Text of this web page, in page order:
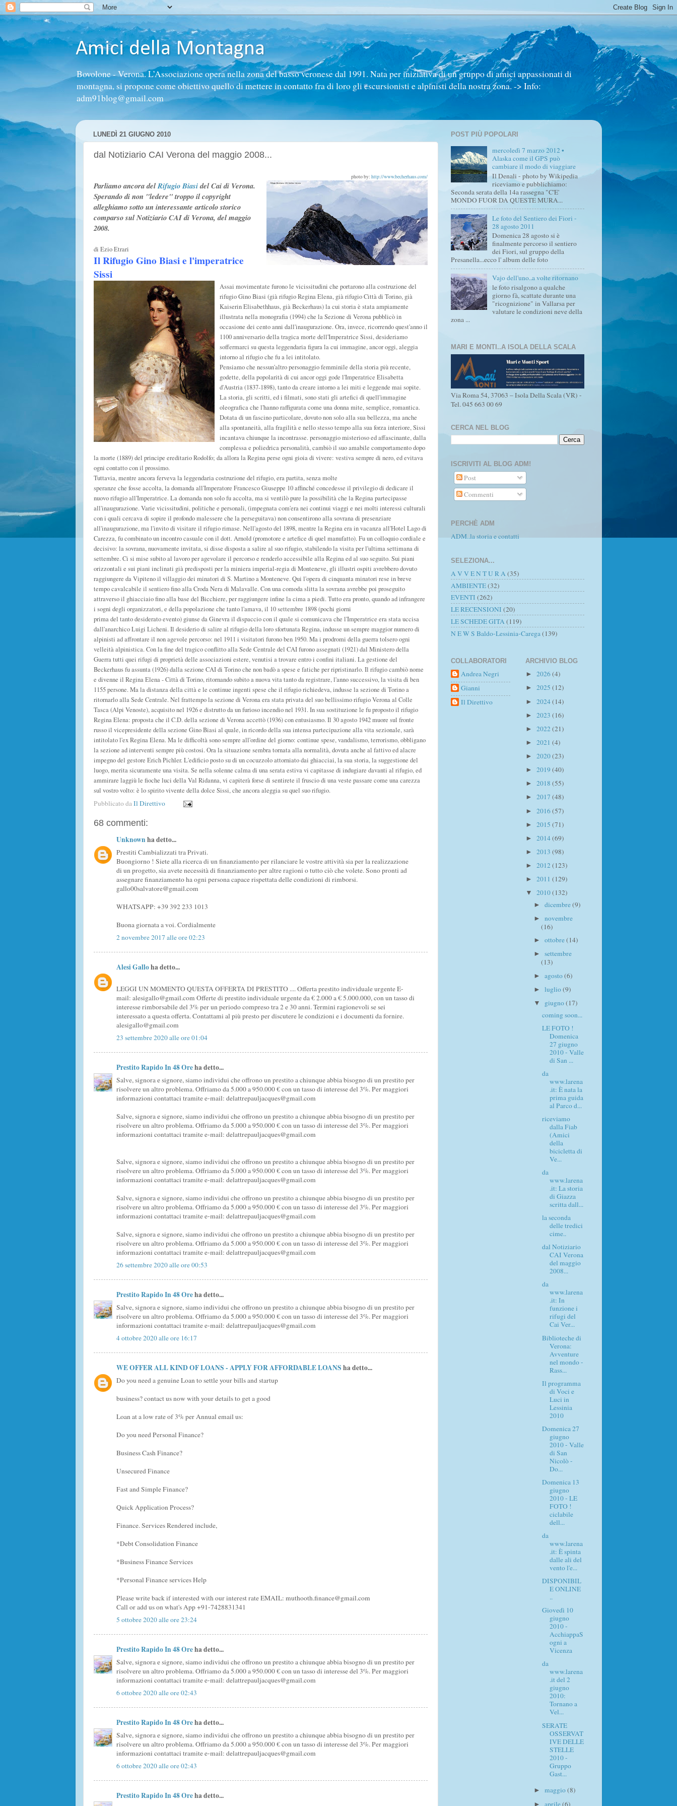
Amici della Montagna
Bovolone - Verona. L’Associazione opera nella zona del basso veronese dal 1991. Nata per iniziativa di un gruppo di amici appassionati di
montagna, si propone come obiettivo quello di mettere in contatto fra di loro gli escursionisti e alpinisti della nostra zona. -> Info:
adm91blog@gmail.com
LUNEDÌ 21 GIUGNO 2010
dal Notiziario CAI Verona del maggio 2008...
photo by: http://www.becherhaus.com/
Parliamo ancora delRifugio Biasidel Cai di Verona.
Sperando di non "ledere" troppo il copyright
alleghiamo sotto un interessante articolo storico
comparso sul Notiziario CAI di Verona, del maggio
2008.
di Ezio Etrari
Il Rifugio Gino Biasi e l'imperatrice
Sissi
Assai movimentate furono le vicissitudini che portarono alla costruzione del
rifugio Gino Biasi (già rifugio Regina Elena, già rifugio Città di Torino, già
Kaiserin Elisabethhaus, già Beckerhaus) la cui storia è stata ampiamente
illustrata nella monografia (1994) che la Sezione di Verona pubblicò in
occasione dei cento anni dall'inaugurazione. Ora, invece, ricorrendo quest'anno il
1100 anniversario della tragica morte dell'Imperatrice Sissi, desideriamo
soffermarci su questa leggendaria figura la cui immagine, ancor oggi, aleggia
intorno al rifugio che fu a lei intitolato.
Pensiamo che nessun'altro personaggio femminile della storia più recente,
godette, della popolarità di cui ancor oggi gode l'Imperatrice Elisabetta
d'Austria (1837-1898), tanto da creare intorno a lei miti e leggende mai sopite.
La storia, gli scritti, ed i filmati, sono stati gli artefici di quell'immagine
oleografica che l'hanno raffigurata come una donna mite, semplice, romantica.
Dotata di un fascino particolare, dovuto non solo alla sua bellezza, ma anche
alla spontaneità, alla fragilità e nello stesso tempo alla sua forza interiore, Sissi
incantava chiunque la incontrasse. personaggio misterioso ed affascinante, dalla
complessa e poliedrica personalità, cambiò il suo amabile comportamento dopo
la morte (1889) del principe ereditario Rodolfo; da allora la Regina perse ogni gioia di vivere: vestiva sempre di nero, ed evitava
ogni contatto con il prossimo.
Tuttavia, mentre ancora ferveva la leggendaria costruzione del rifugio, era partita, senza molte
speranze che fosse accolta, la domanda all'Imperatore Francesco Giuseppe 10 affinché concedesse il privilegio di dedicare il
nuovo rifugio all'Imperatrice. La domanda non solo fu accolta, ma si ventilò pure la possibilità che la Regina partecipasse
all'inaugurazione. Varie vicissitudini, politiche e personali, (impegnata com'era nei continui viaggi e nei molti interessi culturali
con i quali cercava di sopire il profondo malessere che la perseguitava) non consentirono alla sovrana di presenziare
all'inaugurazione, ma l'invito di visitare il rifugio rimase. Nell'agosto del 1898, mentre la Regina era in vacanza all'Hotel Lago di
Carezza, fu combinato un incontro casuale con il dott. Arnold (promotore e artefice di quel manufatto). Fu un colloquio cordiale e
decisivo: la sovrana, nuovamente invitata, si disse disposta a salire al suo rifugio, stabilendo la visita per l'ultima settimana di
settembre. Ci si mise subito al lavoro per agevolare il percorso e renderlo accessibile alla Regina ed al suo seguito. Sui piani
orizzontali e sui piani inclinati già predisposti per la miniera imperial-regia di Monteneve, gli illustri ospiti avrebbero dovuto
raggiungere da Vipiteno il villaggio dei minatori di S. Martino a Monteneve. Qui l'opera di cinquanta minatori rese in breve
tempo cavalcabile il sentiero fino alla Croda Nera di Malavalle. Con una comoda slitta la sovrana avrebbe poi proseguito
attraverso il ghiacciaio fino alla base del Bicchiere, per raggiungere infine la cima a piedi. Tutto era pronto, quando ad infrangere
i sogni degli organizzatori, e della popolazione che tanto l'amava, il 10 settembre 1898 (pochi giorni
prima del tanto desiderato evento) giunse da Ginevra il dispaccio con il quale si comunicava che l'Imperatrice era stata uccisa
dall'anarchico Luigi Licheni. Il desiderio di salire al rifugio della loro sfortunata Regina, indusse un sempre maggior numero di
alpinisti ad affrontare il non agevole percorso: nel 1911 i visitatori furono ben 1950. Ma i prodromi della guerra tolsero ogni
velleità alpinistica. Con la fine del tragico conflitto alla Sede Centrale del CAI furono assegnati (1921) dal Ministero della
Guerra tutti quei rifugi di proprietà delle associazioni estere, venutisi a trovare entro i confini italiani. La gestione del
Beckerhaus fu assunta (1926) dalla sezione CAI di Torino che non badò a spese e fatiche per ripristinarlo. Il rifugio cambiò nome
e divenne il Regina Elena - Città di Torino, ritornando subito a nuova vita tanto da registrare, l'anno successivo, la visita di ben
1155 persone. Ma la distanza della città e le continue ingenti spese che il rifugio richiedeva, indusse la sezione di Torino a
ritornarlo alla Sede Centrale. Nel frattempo la sezione di Verona era stata privata del suo bellissimo rifugio Verona al Colle
Tasca (Alpi Venoste), acquisito nel 1926 e distrutto da un furioso incendio nel 1931. In sua sostituzione le fu proposto il rifugio
Regina Elena: proposta che il C.D. della sezione di Verona accettò (1936) con entusiasmo. Il 30 agosto 1942 muore sul fronte
russo il vicepresidente della sezione Gino Biasi al quale, in ricordo della sua intensa partecipazione alla vita sezionale, sarà
intitolato l'ex Regina Elena. Ma le difficoltà sono sempre all'ordine del giorno: continue spese, vandalismo, terrorismo, obbligano
la sezione ad interventi sempre più costosi. Ora la situazione sembra tornata alla normalità, dovuta anche al fattivo ed alacre
impegno del gestore Erich Pichler. L'edificio posto su di un cocuzzolo attorniato dai ghiacciai, la sua storia, la suggestione del
luogo, merita sicuramente una visita. Se nella solenne calma di una serata estiva vi capitasse di indugiare davanti al rifugio, ed
ammirare laggiù le fioche luci della Val Ridanna, vi capiterà forse di sentirete il fruscio di una veste passare come una carezza
sul vostro volto: è lo spirito vivente della dolce Sissi, che ancora aleggia su quel suo rifugio.
Pubblicato daIl Direttivo
68 commenti:
Unknown ha detto...
Prestiti Cambializzati tra Privati.
Buongiorno ! Siete alla ricerca di un finanziamento per rilanciare le vostre attività sia per la realizzazione
di un progetto, sia avete necessità di finanziamento per altre ragioni o tutto ciò che volete. Sono pronti ad
assegnare finanziamento ha ogni persona capace rispettata delle condizioni di rimborsi.
gallo00salvatore@gmail.com
WHATSAPP: +39 392 233 1013
Buona giornata a voi. Cordialmente
2 novembre 2017 alle ore 02:23
Alesi Galloha detto...
LEGGI UN MOMENTO QUESTA OFFERTA DI PRESTITO .... Offerta prestito individuale urgente E-
mail: alesigallo@gmail.com Offerte di prestito individuale urgente da € 2.000 a € 5.000.000, con un tasso di
interesse rimborsabile del 3% per un periodo compreso tra 2 e 30 anni. Termini ragionevoli se sei
interessato a questa offerta. Contattami al più presto per discutere le condizioni e i documenti da fornire.
alesigallo@gmail.com
23 settembre 2020 alle ore 01:04
Prestito Rapido In 48 Oreha detto...
Salve, signora e signore, siamo individui che offrono un prestito a chiunque abbia bisogno di un prestito per
risolvere un altro problema. Offriamo da 5.000 a 950.000 € con un tasso di interesse del 3%. Per maggiori
informazioni contattaci tramite e-mail: delattrepauljacques@gmail.com
Salve, signora e signore, siamo individui che offrono un prestito a chiunque abbia bisogno di un prestito per
risolvere un altro problema. Offriamo da 5.000 a 950.000 € con un tasso di interesse del 3%. Per maggiori
informazioni contattaci tramite e-mail: delattrepauljacques@gmail.com
Salve, signora e signore, siamo individui che offrono un prestito a chiunque abbia bisogno di un prestito per
risolvere un altro problema. Offriamo da 5.000 a 950.000 € con un tasso di interesse del 3%. Per maggiori
informazioni contattaci tramite e-mail: delattrepauljacques@gmail.com
Salve, signora e signore, siamo individui che offrono un prestito a chiunque abbia bisogno di un prestito per
risolvere un altro problema. Offriamo da 5.000 a 950.000 € con un tasso di interesse del 3%. Per maggiori
informazioni contattaci tramite e-mail: delattrepauljacques@gmail.com
Salve, signora e signore, siamo individui che offrono un prestito a chiunque abbia bisogno di un prestito per
risolvere un altro problema. Offriamo da 5.000 a 950.000 € con un tasso di interesse del 3%. Per maggiori
informazioni contattaci tramite e-mail: delattrepauljacques@gmail.com
26 settembre 2020 alle ore 00:53
Prestito Rapido In 48 Oreha detto...
Salve, signora e signore, siamo individui che offrono un prestito a chiunque abbia bisogno di un prestito per
risolvere un altro problema. Offriamo da 5.000 a 950.000 € con un tasso di interesse del 3%. Per maggiori
informazioni contattaci tramite e-mail: delattrepauljacques@gmail.com
4 ottobre 2020 alle ore 16:17
WE OFFER ALL KIND OF LOANS - APPLY FOR AFFORDABLE LOANS ha detto...
Do you need a genuine Loan to settle your bills and startup
business? contact us now with your details to get a good
Loan at a low rate of 3% per Annual email us:
Do you need Personal Finance?
Business Cash Finance?
Unsecured Finance
Fast and Simple Finance?
Quick Application Process?
Finance. Services Rendered include,
*Debt Consolidation Finance
*Business Finance Services
*Personal Finance services Help
Please write back if interested with our interest rate EMAIL: muthooth.finance@gmail.com
Call or add us on what's App +91-7428831341
5 ottobre 2020 alle ore 23:24
Prestito Rapido In 48 Oreha detto...
Salve, signora e signore, siamo individui che offrono un prestito a chiunque abbia bisogno di un prestito per
risolvere un altro problema. Offriamo da 5.000 a 950.000 € con un tasso di interesse del 3%. Per maggiori
informazioni contattaci tramite e-mail: delattrepauljacques@gmail.com
6 ottobre 2020 alle ore 02:43
Prestito Rapido In 48 Oreha detto...
Salve, signora e signore, siamo individui che offrono un prestito a chiunque abbia bisogno di un prestito per
risolvere un altro problema. Offriamo da 5.000 a 950.000 € con un tasso di interesse del 3%. Per maggiori
informazioni contattaci tramite e-mail: delattrepauljacques@gmail.com
6 ottobre 2020 alle ore 02:43
Prestito Rapido In 48 Oreha detto...
POST PIÙ POPOLARI
mercoledì 7 marzo 2012 •
Alaska come il GPS può
cambiare il modo di viaggiare
Il Denali - photo by Wikipedia
riceviamo e pubblichiamo:
Seconda serata della 14a rassegna "C'E'
MONDO FUOR DA QUESTE MURA...
Le foto del Sentiero dei Fiori -
28 agosto 2011
Domenica 28 agosto si è
finalmente percorso il sentiero
dei Fiori, sul gruppo della
Presanella...ecco l' album delle foto
Vajo dell'uno..a volte ritornano
le foto risalgono a qualche
giorno fà, scattate durante una
"ricognizione" in Vallarsa per
valutare le condizioni neve della
zona ...
MARI E MONTI..A ISOLA DELLA SCALA
Via Roma 54, 37063 – Isola Della Scala (VR) -
Tel. 045 663 00 69
CERCA NEL BLOG
ISCRIVITI AL BLOG ADM!
Post
Commenti
PERCHÈ ADM
ADM..la storia e contatti
SELEZIONA...
A V V E N T U R A (35)
AMBIENTE(32)
EVENTI (262)
LE RECENSIONI (20)
LE SCHEDE GITA (119)
N E W S Baldo-Lessinia-Carega (139)
COLLABORATORI
Andrea Negri
Gianni
Il Direttivo
ARCHIVIO BLOG
► 2026(4)
► 2025 (12)
► 2024(14)
► 2023 (16)
► 2022 (21)
► 2021 (4)
► 2020(23)
► 2019 (40)
► 2018 (55)
► 2017 (48)
► 2016(57)
► 2015 (71)
► 2014(69)
► 2013 (98)
► 2012 (123)
► 2011 (129)
▼ 2010(132)
► dicembre(9)
► novembre
(16)
► ottobre(14)
► settembre
(13)
► agosto(6)
► luglio(9)
▼ giugno(17)
coming soon...
LE FOTO !
Domenica
27 giugno
2010 - Valle
di San ...
da
www.larena
.it: È nata la
prima guida
al Parco d...
riceviamo
dalla Fiab
(Amici
della
bicicletta di
Ve...
da
www.larena
.it: La storia
di Giazza
scritta dall...
la seconda
delle tredici
cime..
dal Notiziario
CAI Verona
del maggio
2008...
da
www.larena
.it: In
funzione i
rifugi del
Cai Ver...
Biblioteche di
Verona:
Avventure
nel mondo -
Rass...
Il programma
di Voci e
Luci in
Lessinia
2010
Domenica 27
giugno
2010 - Valle
di San
Nicolò -
Do...
Domenica 13
giugno
2010 - LE
FOTO !
ciclabile
dell...
da
www.larena
.it: È spinta
dalle ali del
vento l'e...
DISPONIBIL
E ONLINE
..
Giovedì 10
giugno
2010 -
AcchiappaS
ogni a
Vicenza
da
www.larena
.it del 2
giugno
2010:
Tornano a
Vel...
SERATE
OSSERVAT
IVE DELLE
STELLE
2010 -
Gruppo
Gast...
► maggio(8)
► aprile(6)